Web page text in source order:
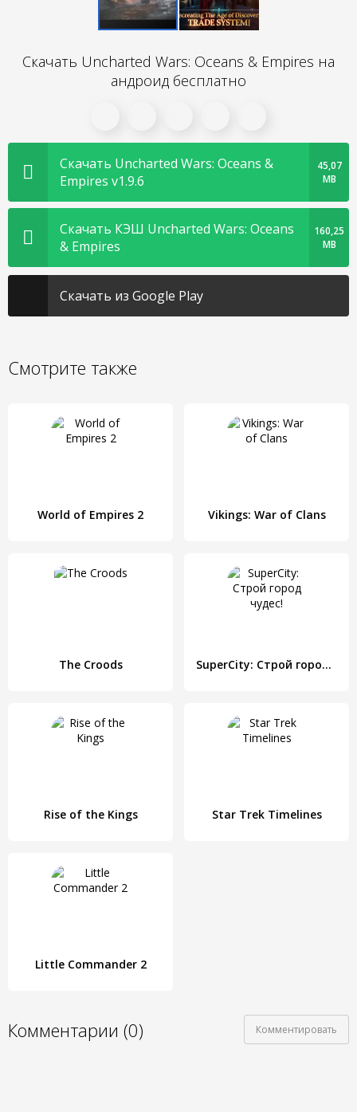
Скачать Uncharted Wars: Oceans & Empires на
андроид бесплатно
Скачать Uncharted Wars: Oceans &
Empires v1.9.6
45,07
MB
Скачать КЭШ Uncharted Wars: Oceans
& Empires
160,25
MB
Скачать из Google Play
Смотрите также
World of Empires 2 Vikings: War of Clans
The Croods SuperCity: Строй город чудес!
Rise of the Kings Star Trek Timelines
Little Commander 2
Комментарии (0) Комментировать